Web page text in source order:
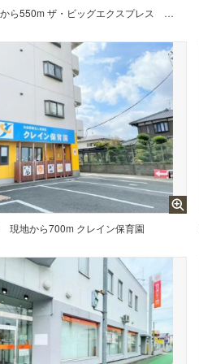
現地から550m ザ・ビッグエクスプレス 粕屋店
現地から700m クレイン保育園